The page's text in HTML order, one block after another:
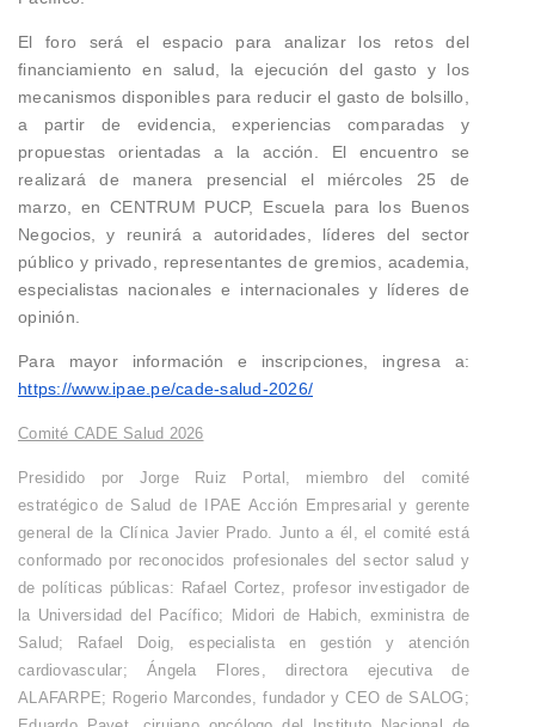
El foro será el espacio para analizar los retos del
financiamiento en salud, la ejecución del gasto y los
mecanismos disponibles para reducir el gasto de bolsillo,
a partir de evidencia, experiencias comparadas y
propuestas orientadas a la acción. El encuentro se
realizará de manera presencial el miércoles 25 de
marzo, en CENTRUM PUCP, Escuela para los Buenos
Negocios, y reunirá a autoridades, líderes del sector
público y privado, representantes de gremios, academia,
especialistas nacionales e internacionales y líderes de
opinión.
Para mayor información e inscripciones, ingresa a:
https://www.ipae.pe/cade-salud-2026/
Comité CADE Salud 2026
Presidido por Jorge Ruiz Portal, miembro del comité
estratégico de Salud de IPAE Acción Empresarial y gerente
general de la Clínica Javier Prado. Junto a él, el comité está
conformado por reconocidos profesionales del sector salud y
de políticas públicas: Rafael Cortez, profesor investigador de
la Universidad del Pacífico; Midori de Habich, exministra de
Salud; Rafael Doig, especialista en gestión y atención
cardiovascular; Ángela Flores, directora ejecutiva de
ALAFARPE; Rogerio Marcondes, fundador y CEO de SALOG;